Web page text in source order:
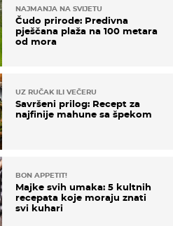
NAJMANJA NA SVIJETU
Čudo prirode: Predivna
pješčana plaža na 100 metara
od mora
UZ RUČAK ILI VEČERU
Savršeni prilog: Recept za
najfinije mahune sa špekom
BON APPETIT!
Majke svih umaka: 5 kultnih
recepata koje moraju znati
svi kuhari